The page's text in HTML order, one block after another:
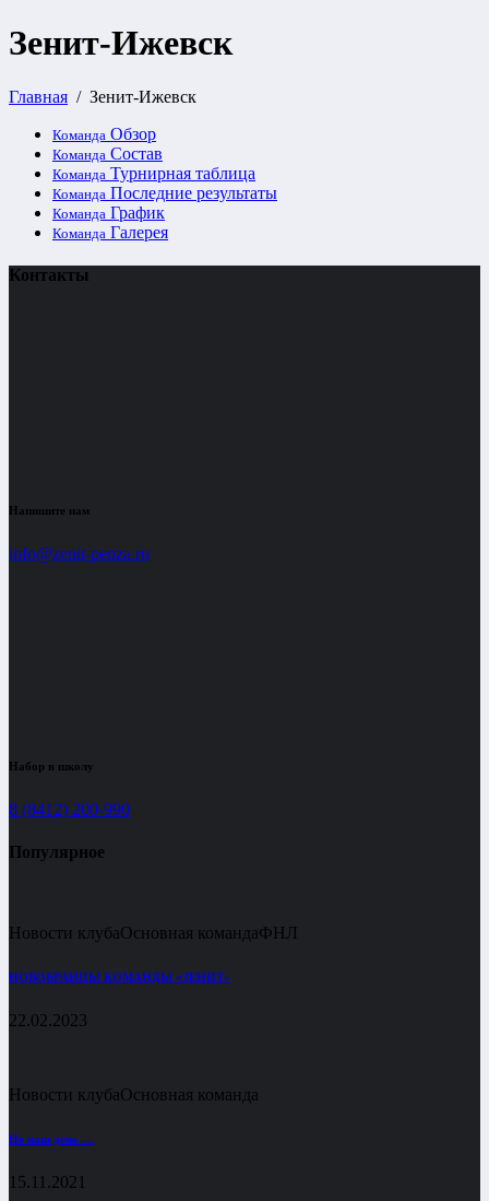
Зенит-Ижевск
Главная Зенит-Ижевск
Команда Обзор
Команда Состав
Команда Турнирная таблица
Команда Последние результаты
Команда График
Команда Галерея
Контакты
Напишите нам
info@zenit-penza.ru
Набор в школу
8 (8412) 200-990
Популярное
Новости клубаОсновная командаФНЛ
НОВОБРАНЦЫ КОМАНДЫ «ЗЕНИТ»
22.02.2023
Новости клубаОсновная команда
Не наш день …
15.11.2021